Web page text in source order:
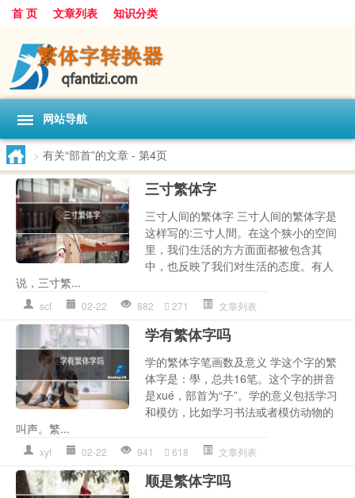
首 页 文章列表 知识分类
网站导航
> 有关“部首”的文章 - 第4页
三寸繁体字
三寸人间的繁体字 三寸人间的繁体字是
这样写的:三寸人間。在这个狭小的空间
里，我们生活的方方面面都被包含其
中，也反映了我们对生活的态度。有人
说，三寸繁...
scf 02-22 882 271 文章列表
学有繁体字吗
学的繁体字笔画数及意义 学这个字的繁
体字是：學，总共16笔。这个字的拼音
是xué，部首为“子”。学的意义包括学习
和模仿，比如学习书法或者模仿动物的
叫声。繁...
xyf 02-22 941 618 文章列表
顺是繁体字吗